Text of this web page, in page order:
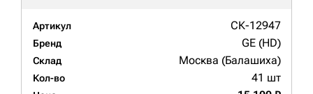
Артикул СК-12947
Бренд GE (HD)
Склад Москва (Балашиха)
Кол-во 41 шт